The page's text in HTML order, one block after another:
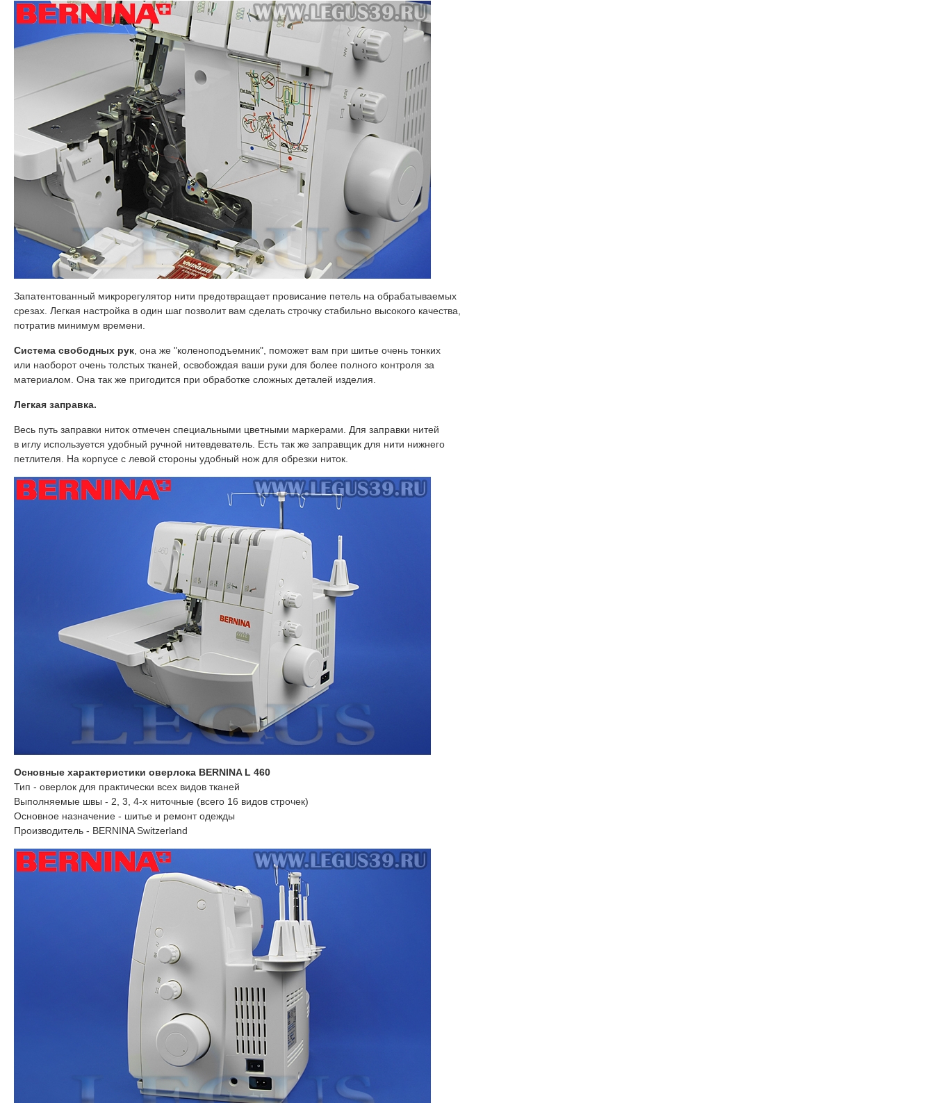
Запатентованный микрорегулятор нити предотвращает провисание петель на обрабатываемых
срезах. Легкая настройка в один шаг позволит вам сделать строчку стабильно высокого качества,
потратив минимум времени.
Система свободных рук , она же "коленоподъемник", поможет вам при шитье очень тонких
или наоборот очень толстых тканей, освобождая ваши руки для более полного контроля за
материалом. Она так же пригодится при обработке сложных деталей изделия.
Легкая заправка.
Весь путь заправки ниток отмечен специальными цветными маркерами. Для заправки нитей
в иглу используется удобный ручной нитевдеватель. Есть так же заправщик для нити нижнего
петлителя. На корпусе с левой стороны удобный нож для обрезки ниток.
Основные характеристики оверлока BERNINA L 460
Тип - оверлок для практически всех видов тканей
Выполняемые швы - 2, 3, 4-х ниточные (всего 16 видов строчек)
Основное назначение - шитье и ремонт одежды
Производитель - BERNINA Switzerland